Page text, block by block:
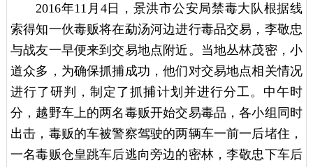
2016年11月4日，景洪市公安局禁毒大队根据线
索得知一伙毒贩将在勐汤河边进行毒品交易，李敬忠
与战友一早便来到交易地点附近。当地丛林茂密，小
道众多，为确保抓捕成功，他们对交易地点相关情况
进行了研判，制定了抓捕计划并进行分工。中午时
分，越野车上的两名毒贩开始交易毒品，各小组同时
出击，毒贩的车被警察驾驶的两辆车一前一后堵住，
一名毒贩仓皇跳车后逃向旁边的密林，李敬忠下车后